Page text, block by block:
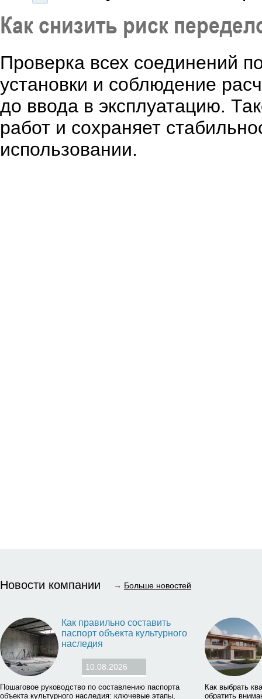
Как снизить риск
Проверка всех соединений
установки и соблюдение
до ввода в эксплуатацию.
работ и сохраняет
использовании.
Новости компании → Больше новостей
Как правильно составить
паспорт объекта культурного
наследия
10.08.2026
Пошаговое руководство по составлению паспорта
объекта культурного наследия: ключевые этапы,
Как выбрать
обратить